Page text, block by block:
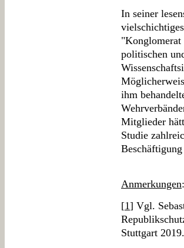
In seiner
"Konglomerat
politischen
ihm
Mitglieder
Studie
Anmerkungen:
[1] Vgl.
Stuttgart 2019.